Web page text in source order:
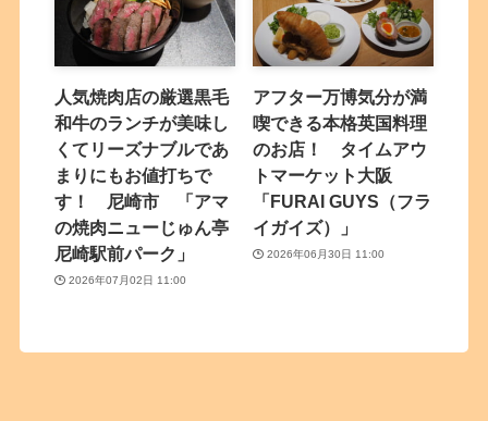
人気焼肉店の厳選黒毛
和牛のランチが美味し
くてリーズナブルであ
まりにもお値打ちで
す！ 尼崎市 「アマ
の焼肉ニューじゅん亭
尼崎駅前パーク」
2026年07月02日 11:00
アフター万博気分が満
喫できる本格英国料理
のお店！ タイムアウ
トマーケット大阪
「FURAI GUYS（フラ
イガイズ）」
2026年06月30日 11:00